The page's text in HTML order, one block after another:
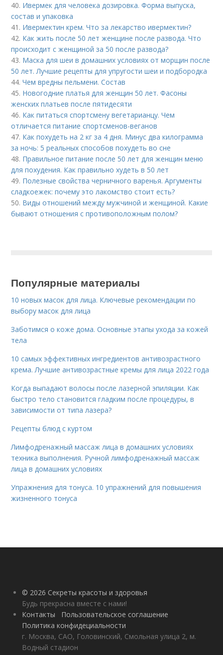
40. Ивермек для человека дозировка. Форма выпуска,
состав и упаковка
41. Ивермектин крем. Что за лекарство ивермектин?
42. Как жить после 50 лет женщине после развода. Что
происходит с женщиной за 50 после развода?
43. Маска для шеи в домашних условиях от морщин после
50 лет. Лучшие рецепты для упругости шеи и подбородка
44.Чем вредны пельмени. Состав
45. Новогодние платья для женщин 50 лет. Фасоны
женских платьев после пятидесяти
46. Как питаться спортсмену вегетарианцу. Чем
отличается питание спортсменов-веганов
47. Как похудеть на 2 кг за 4 дня. Минус два килограмма
за ночь: 5 реальных способов похудеть во сне
48. Правильное питание после 50 лет для женщин меню
для похудения. Как правильно худеть в 50 лет
49. Полезные свойства черничного варенья. Аргументы
сладкоежек: почему это лакомство стоит есть?
50. Виды отношений между мужчиной и женщиной. Какие
бывают отношения с противоположным полом?
Популярные материалы
10 новых масок для лица. Ключевые рекомендации по
выбору масок для лица
Заботимся о коже дома. Основные этапы ухода за кожей
тела
10 самых эффективных ингредиентов антивозрастного
крема. Лучшие антивозрастные кремы для лица 2022 года
Когда выпадают волосы после лазерной эпиляции. Как
быстро тело становится гладким после процедуры, в
зависимости от типа лазера?
Рецепты блюд с куртом
Лимфодренажный массаж лица в домашних условиях
техника выполнения. Ручной лимфодренажный массаж
лица в домашних условиях
Упражнения для тонуса. 10 упражнений для повышения
жизненного тонуса
© 2026 Секреты красоты и здоровья
Будь прекрасна вместе с нами!
Контакты
Пользовательское соглашение
Политика конфидециальности
г. Москва, САО, Головинский, Смольная улица 2, м.
Водный стадион